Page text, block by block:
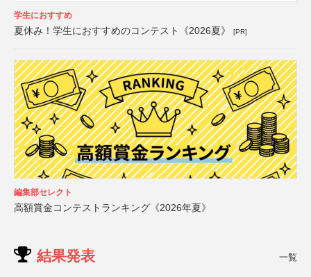
学生におすすめ
夏休み！学生におすすめのコンテスト《2026夏》 [PR]
編集部セレクト
高額賞金コンテストランキング《2026年夏》
結果発表 一覧